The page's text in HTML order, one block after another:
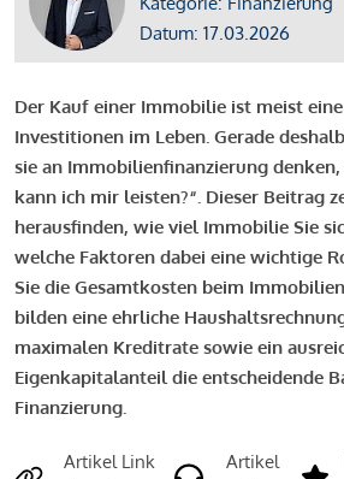
Datum: 17.03.2026
Der Kauf einer Immobilie ist meist
Investitionen im Leben. Gerade
sie an Immobilienfinanzierung denken,
kann ich mir leisten?“. Dieser Beitrag
herausfinden, wie viel Immobilie Sie
welche Faktoren dabei eine wichtige
Sie die Gesamtkosten beim
bilden eine ehrliche
maximalen Kreditrate sowie ein
Eigenkapitalanteil die entscheidende
Finanzierung.
Artikel Link
Artikel